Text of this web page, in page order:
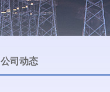
公司动态